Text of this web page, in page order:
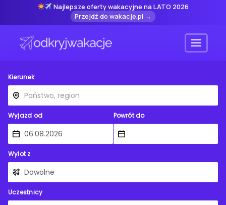
Najlepsze oferty wakacyjne na LATO 2026
Przejdź do wakacje.pl →
Menu
Kierunek
Wyjazd od Powrót do
Wylot z
Uczestnicy